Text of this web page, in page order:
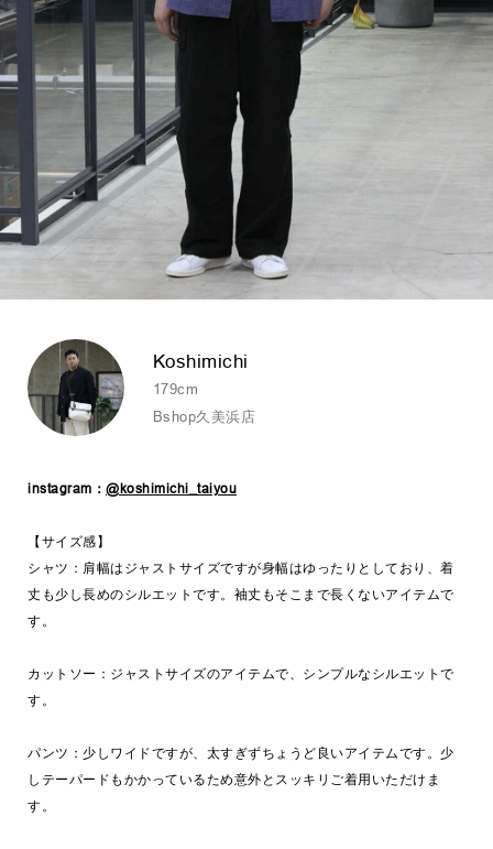
Koshimichi
179cm
Bshop久美浜店
instagram： @koshimichi_taiyou
【サイズ感】
シャツ：肩幅はジャストサイズですが身幅はゆったりとしており、着
丈も少し長めのシルエットです。袖丈もそこまで長くないアイテムで
す。
カットソー：ジャストサイズのアイテムで、シンプルなシルエットで
す。
パンツ：少しワイドですが、太すぎずちょうど良いアイテムです。少
しテーパードもかかっているため意外とスッキリご着用いただけま
す。